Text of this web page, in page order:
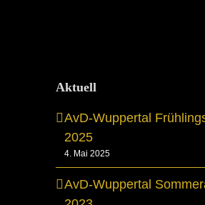
Aktuell
AvD-Wuppertal
2025
4. Mai 2025
AvD-Wuppertal